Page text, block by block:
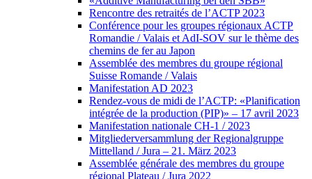
Rencontre des retraités de l’ACTP 2023
Conférence pour les groupes régionaux ACTP
Romandie / Valais et AdI-SOV sur le thème des
chemins de fer au Japon
Assemblée des membres du groupe régional
Suisse Romande / Valais
Manifestation AD 2023
Rendez-vous de midi de l’ACTP: «Planification
intégrée de la production (PIP)» – 17 avril 2023
Manifestation nationale CH-1 / 2023
Mitgliederversammlung der Regionalgruppe
Mittelland / Jura – 21. März 2023
Assemblée générale des membres du groupe
régional Plateau / Jura 2022